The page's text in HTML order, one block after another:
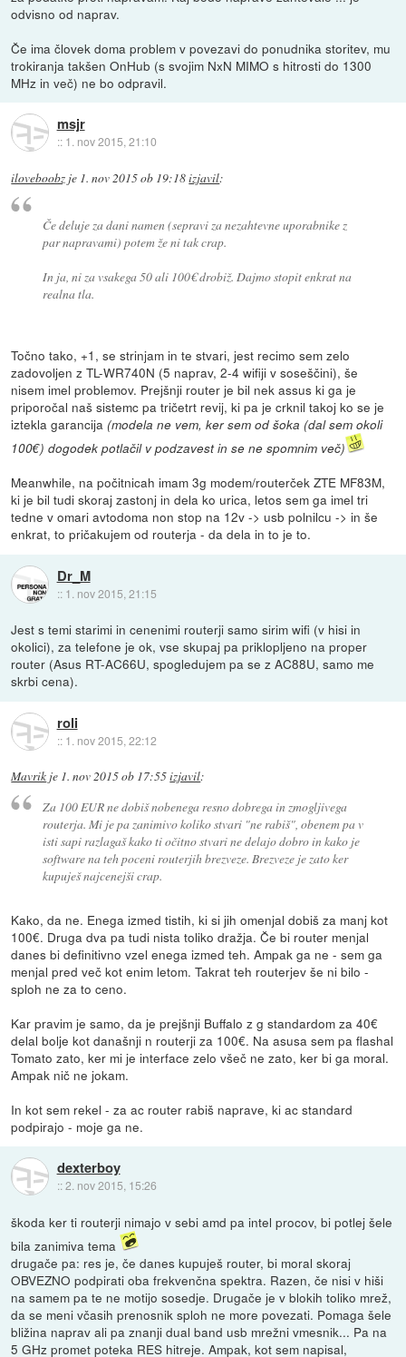
odvisno od naprav.
Če ima človek doma problem v povezavi do ponudnika storitev, mu
trokiranja takšen OnHub (s svojim NxN MIMO s hitrosti do 1300
MHz in več) ne bo odpravil.
msjr
:: 1. nov 2015, 21:10
iloveboobz je 1. nov 2015 ob 19:18izjavil:
Če deluje za dani namen (sepravi za nezahtevne uporabnike z
par napravami) potem že ni tak crap.
In ja, ni za vsakega 50 ali 100€ drobiž. Dajmo stopit enkrat na
realna tla.
Točno tako, +1, se strinjam in te stvari, jest recimo sem zelo
zadovoljen z TL-WR740N (5 naprav, 2-4 wifiji v soseščini), še
nisem imel problemov. Prejšnji router je bil nek assus ki ga je
priporočal naš sistemc pa tričetrt revij, ki pa je crknil takoj ko se je
iztekla garancija (modela ne vem, ker sem od šoka (dal sem okoli
100€) dogodek potlačil v podzavest in se ne spomnim več)
Meanwhile, na počitnicah imam 3g modem/routerček ZTE MF83M,
ki je bil tudi skoraj zastonj in dela ko urica, letos sem ga imel tri
tedne v omari avtodoma non stop na 12v -> usb polnilcu -> in še
enkrat, to pričakujem od routerja - da dela in to je to.
Dr_M
:: 1. nov 2015, 21:15
Jest s temi starimi in cenenimi routerji samo sirim wifi (v hisi in
okolici), za telefone je ok, vse skupaj pa priklopljeno na proper
router (Asus RT-AC66U, spogledujem pa se z AC88U, samo me
skrbi cena).
roli
:: 1. nov 2015, 22:12
Mavrik je 1. nov 2015 ob 17:55izjavil:
Za 100 EUR ne dobiš nobenega resno dobrega in zmogljivega
routerja. Mi je pa zanimivo koliko stvari "ne rabiš", obenem pa v
isti sapi razlagaš kako ti očitno stvari ne delajo dobro in kako je
software na teh poceni routerjih brezveze. Brezveze je zato ker
kupuješ najcenejši crap.
Kako, da ne. Enega izmed tistih, ki si jih omenjal dobiš za manj kot
100€. Druga dva pa tudi nista toliko dražja. Če bi router menjal
danes bi definitivno vzel enega izmed teh. Ampak ga ne - sem ga
menjal pred več kot enim letom. Takrat teh routerjev še ni bilo -
sploh ne za to ceno.
Kar pravim je samo, da je prejšnji Buffalo z g standardom za 40€
delal bolje kot današnji n routerji za 100€. Na asusa sem pa flashal
Tomato zato, ker mi je interface zelo všeč ne zato, ker bi ga moral.
Ampak nič ne jokam.
In kot sem rekel - za ac router rabiš naprave, ki ac standard
podpirajo - moje ga ne.
dexterboy
::2. nov 2015, 15:26
škoda ker ti routerji nimajo v sebi amd pa intel procov, bi potlej šele
bila zanimiva tema
drugače pa: res je, če danes kupuješ router, bi moral skoraj
OBVEZNO podpirati oba frekvenčna spektra. Razen, če nisi v hiši
na samem pa te ne motijo sosedje. Drugače je v blokih toliko mrež,
da se meni včasih prenosnik sploh ne more povezati. Pomaga šele
bližina naprav ali pa znanji dual band usb mrežni vmesnik... Pa na
5 GHz promet poteka RES hitreje. Ampak, kot sem napisal,